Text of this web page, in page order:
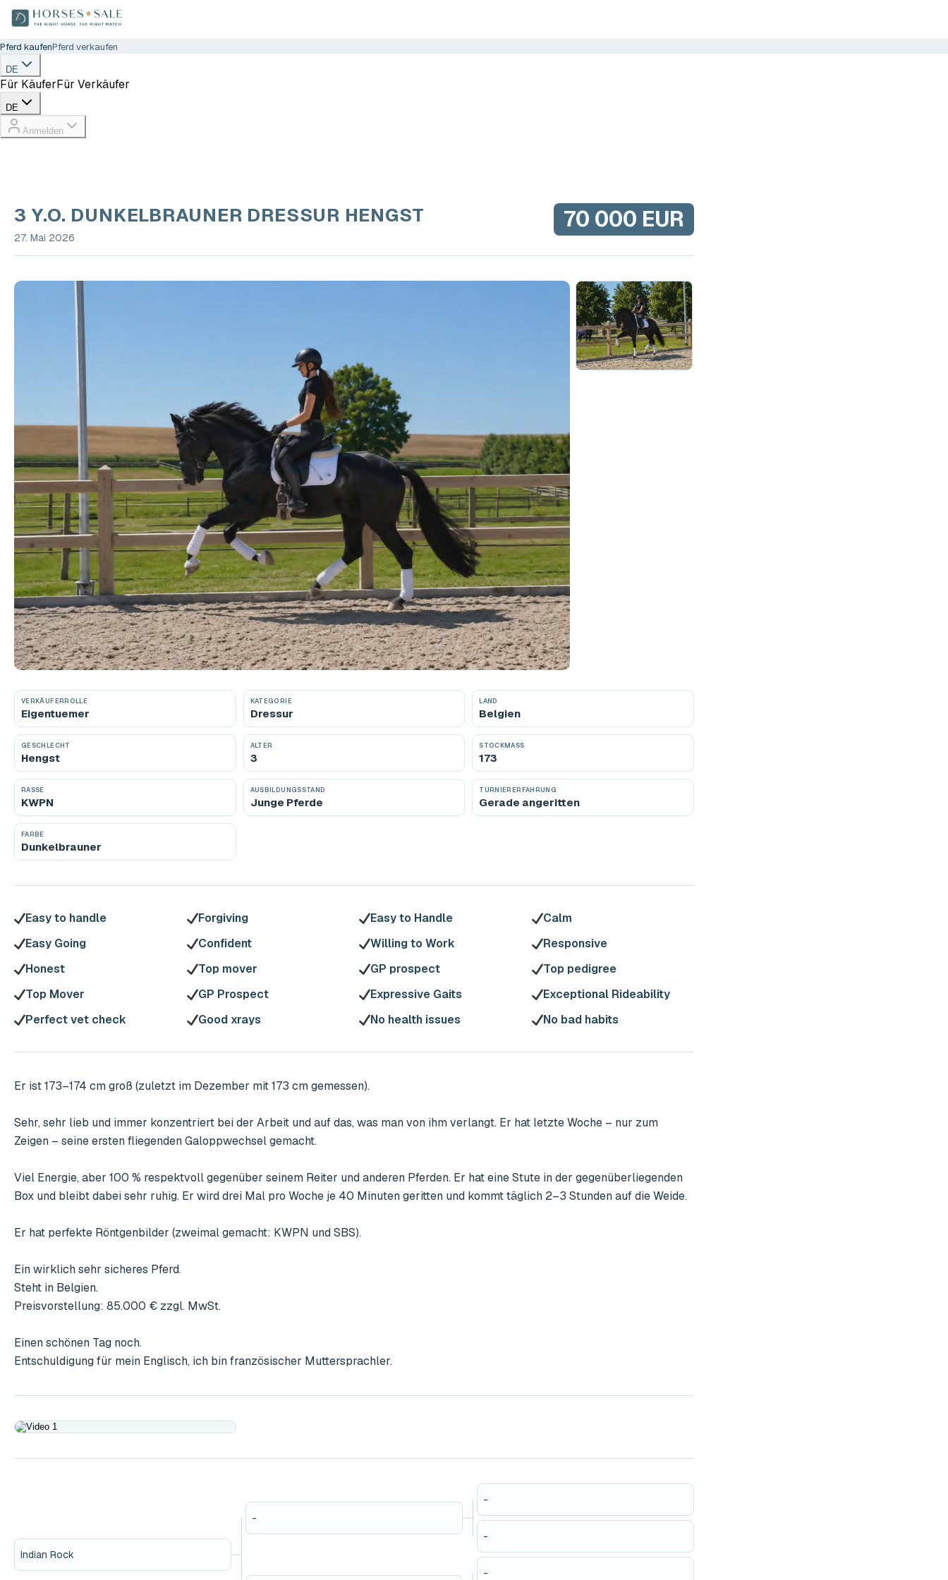
Pferd kaufenPferd verkaufen
DE
Für KäuferFür Verkäufer
DE
Anmelden
3 Y.O. DUNKELBRAUNER DRESSUR HENGST
27. Mai 2026
70 000 EUR
VERKÄUFERROLLE
Eigentuemer
KATEGORIE
Dressur
LAND
Belgien
GESCHLECHT
Hengst
ALTER
3
STOCKMASS
173
RASSE
KWPN
AUSBILDUNGSSTAND
Junge Pferde
TURNIERERFAHRUNG
Gerade angeritten
FARBE
Dunkelbrauner
Easy to handle Forgiving Easy to Handle
Calm
Easy Going
Confident Willing to Work
Responsive
Honest
Top mover GP prospect
Top pedigree
Top Mover
GP Prospect Expressive Gaits
Exceptional Rideability
Perfect vet check
Good xrays No health issues No bad habits
Er ist 173–174 cm groß (zuletzt im Dezember mit 173 cm gemessen).
Sehr, sehr lieb und immer konzentriert bei der Arbeit und auf das, was man von ihm verlangt. Er hat letzte Woche – nur zum
Zeigen – seine ersten fliegenden Galoppwechsel gemacht.
Viel Energie, aber 100 % respektvoll gegenüber seinem Reiter und anderen Pferden. Er hat eine Stute in der gegenüberliegenden
Box und bleibt dabei sehr ruhig. Er wird drei Mal pro Woche je 40 Minuten geritten und kommt täglich 2–3 Stunden auf die Weide.
Er hat perfekte Röntgenbilder (zweimal gemacht: KWPN und SBS).
Ein wirklich sehr sicheres Pferd.
Steht in Belgien.
Preisvorstellung: 85.000 € zzgl. MwSt.
Einen schönen Tag noch.
Entschuldigung für mein Englisch, ich bin französischer Muttersprachler.
Indian Rock
-
-
-
-